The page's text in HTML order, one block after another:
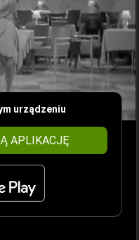
urządzeniu
APLIKACJĘ